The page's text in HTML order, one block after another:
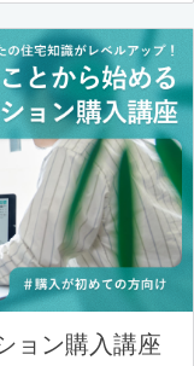
ョン購入講座